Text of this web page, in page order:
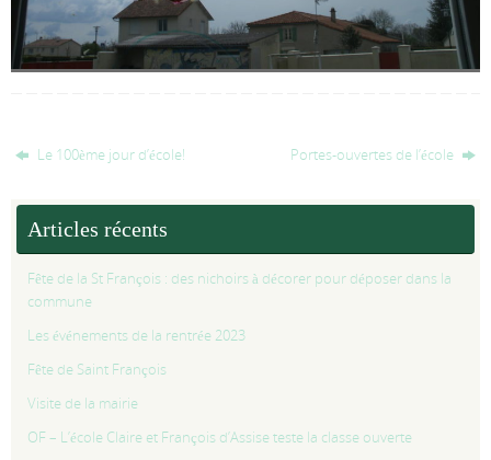
Le 100ème jour d’école! Portes-ouvertes de l’école
Articles récents
Fête de la St François : des nichoirs à décorer pour déposer dans la
commune
Les événements de la rentrée 2023
Fête de Saint François
Visite de la mairie
OF – L’école Claire et François d’Assise teste la classe ouverte